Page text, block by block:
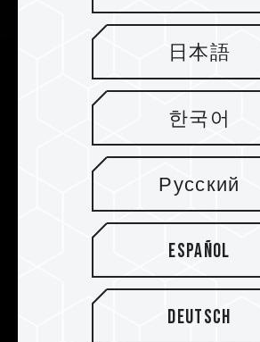
Disipador resistente de
mm para una mejora
disipación del calor
T-FORCE XTREEM DDR5
calor de aleación de aluminio de
aumentar su calidad y
Además, el producto tiene una
separación térmica con alta
térmica para fortalecer los
disipación de calor PMIC. Junto
tratamiento antiácido, alcalino,
日本語
한국어
Русский
Español
Deutsch